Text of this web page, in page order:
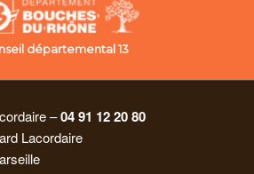
départemental 13
–04 91 12 20 80
Lacordaire